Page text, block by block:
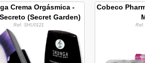
Crema Orgásmica -
(Secret Garden)
Ref. SHU0121
Cobeco
Ref.